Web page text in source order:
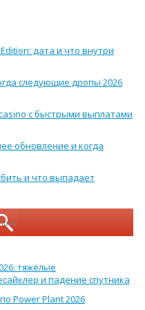
дата и что внутри
следующие дропы 2026
с быстрыми выплатами
обновление и когда
и что выпадает
тяжёлые
и падение спутника
Power Plant 2026